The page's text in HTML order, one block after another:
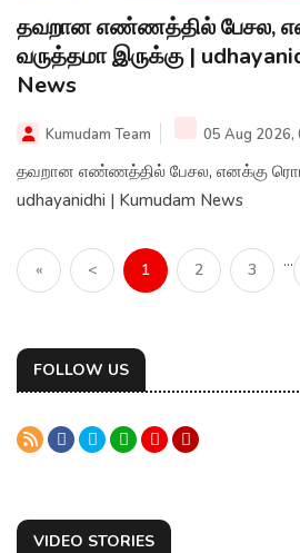
தவறான எண்ணத்தில் பேசல,
வருத்தமா இருக்கு |
News
Kumudam Team 05 Aug 2026,
தவறான எண்ணத்தில் பேசல, எனக்கு
udhayanidhi | Kumudam News
« < 1 2 3 ...
FOLLOW US
VIDEO STORIES